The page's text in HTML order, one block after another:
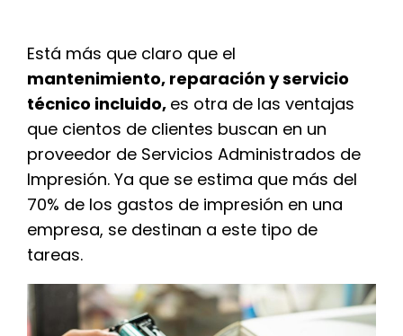
Está más que claro que el
mantenimiento, reparación y servicio
técnico incluido, es otra de las ventajas
que cientos de clientes buscan en un
proveedor de Servicios Administrados de
Impresión. Ya que se estima que más del
70% de los gastos de impresión en una
empresa, se destinan a este tipo de
tareas.